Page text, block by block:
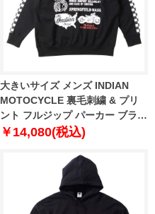
大きいサイズ メンズ INDIAN
MOTOCYCLE 裏毛刺繍 & プリ
ント フルジップ パーカー ブラッ
ク 1278-3346-2 3L 4L 5L 6L
￥14,080(税込)